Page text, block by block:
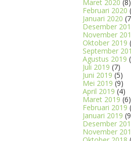
Maret 2020 (8)
Februari 2020
Januari 2020
Desember
November
Oktober 2019
September
Agustus 2019
Juli 2019 (7)
Juni 2019 (5)
Mei 2019 (9)
April 2019 (4)
Maret 2019 (6)
Februari 2019
Januari 2019
Desember
November